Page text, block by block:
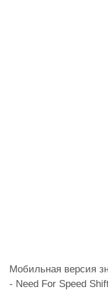
Мобильная версия
- Need For Speed